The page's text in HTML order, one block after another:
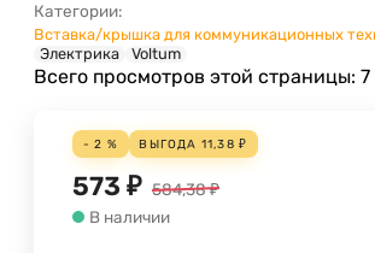
Категории:
Вставка/крышка для коммуникационных
Электрика
Voltum
Всего просмотров этой страницы: 7
- 2 % ВЫГОДА 11,38 ₽
573 ₽ 584,38₽
В наличии